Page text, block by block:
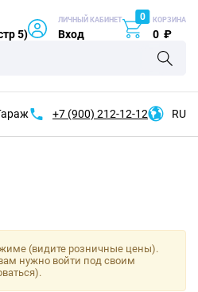
5)
ЛИЧНЫЙ КАБИНЕТ
Вход
0 КОРЗИНА
0 ₽
+7 (900) 212-12-12 RU
(видите розничные цены).
нужно войти под своим